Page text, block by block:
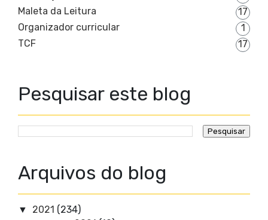
Maleta da Leitura
17
Organizador curricular
1
TCF
17
Pesquisar este blog
Arquivos do blog
▼ 2021 (234)